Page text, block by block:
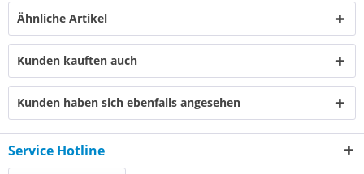
Ähnliche Artikel
Kunden kauften auch
Kunden haben sich ebenfalls angesehen
Service Hotline